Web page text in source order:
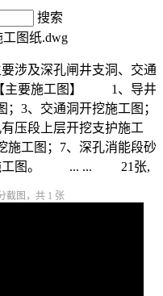
搜索
图纸.dwg
涉及深孔闸井支洞、交通
主要施工图】 1、导井
3、交通洞开挖施工图；
压段上层开挖支护施工
施工图；7、深孔消能段砂
施工图。 ... ... 21张,
截图，共 1 张